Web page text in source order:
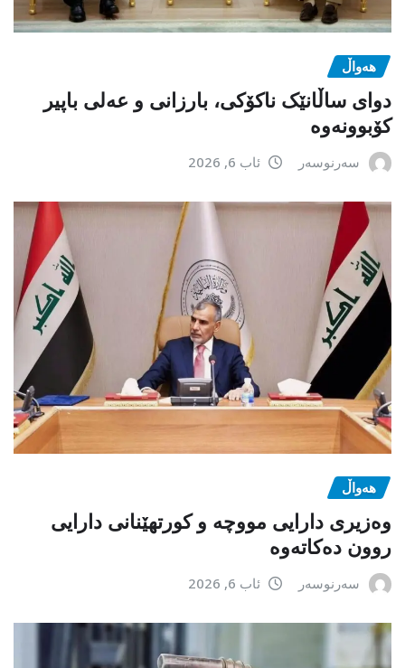
هەواڵ
دوای ساڵانێک ناکۆکی، بارزانی و عەلی باپیر
کۆبوونەوە
سەرنوسەر ئاب 6, 2026
هەواڵ
وەزیری دارایی مووچە و کورتهێنانی دارایی
روون دەکاتەوە
سەرنوسەر ئاب 6, 2026